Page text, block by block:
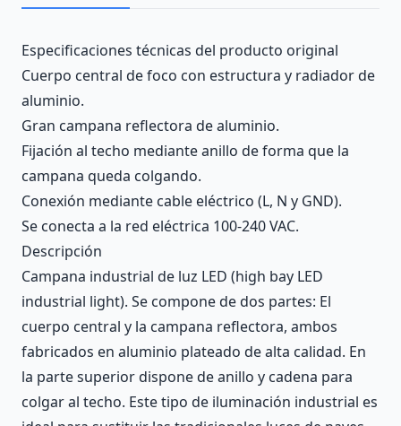
Description
Especificaciones técnicas del producto original
Cuerpo central de foco con estructura y radiador de
aluminio.
Gran campana reflectora de aluminio.
Fijación al techo mediante anillo de forma que la
campana queda colgando.
Conexión mediante cable eléctrico (L, N y GND).
Se conecta a la red eléctrica 100-240 VAC.
Descripción
Campana industrial de luz LED (high bay LED
industrial light). Se compone de dos partes: El
cuerpo central y la campana reflectora, ambos
fabricados en aluminio plateado de alta calidad. En
la parte superior dispone de anillo y cadena para
colgar al techo. Este tipo de iluminación industrial es